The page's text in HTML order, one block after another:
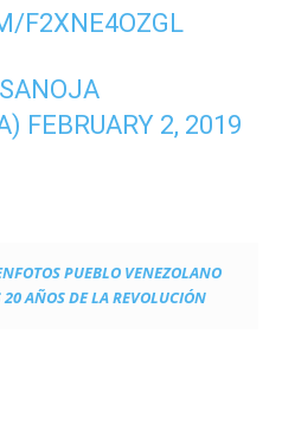
F2XNE4OZGL
FEBRUARY 2, 2019
PUEBLO VENEZOLANO
20 AÑOS DE LA REVOLUCIÓN